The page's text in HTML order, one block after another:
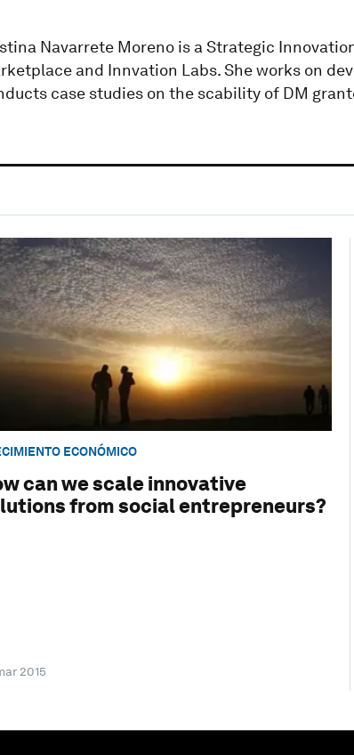
Navarrete Moreno is a Strategic
and Innvation Labs. She works on
case studies on the scability of DM
ECONÓMICO
can we scale innovative
from social entrepreneurs?
2015